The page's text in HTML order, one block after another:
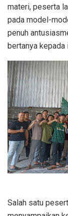
materi, peserta
pada model-
penuh
bertanya kepada
Salah satu